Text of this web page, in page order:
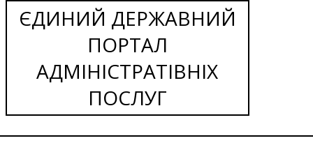
ЄДИНИЙ ДЕРЖАВНИЙ
ПОРТАЛ
АДМІНІСТРАТІВНІХ
ПОСЛУГ